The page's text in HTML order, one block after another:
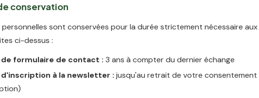
conservation
sont conservées pour la durée strictement nécessaire aux
ci-dessus :
de formulaire de contact : 3 ans à compter du dernier échange
d'inscription à la newsletter : jusqu'au retrait de votre consentement